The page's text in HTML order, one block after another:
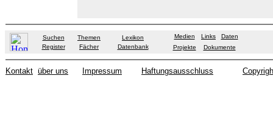
Suchen Themen
Lexikon
Register
Fächer Datenbank
Medien Links
Daten
Projekte
Dokumente
Kontakt über uns Impressum Haftungsausschluss